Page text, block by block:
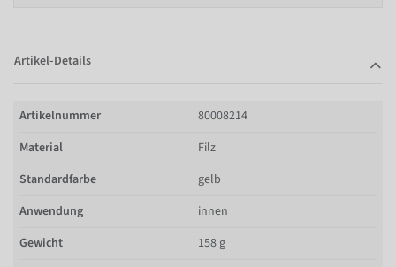
Artikel-Details
Artikelnummer
80008214
Material
Filz
Standardfarbe
gelb
Anwendung
innen
Gewicht
158 g